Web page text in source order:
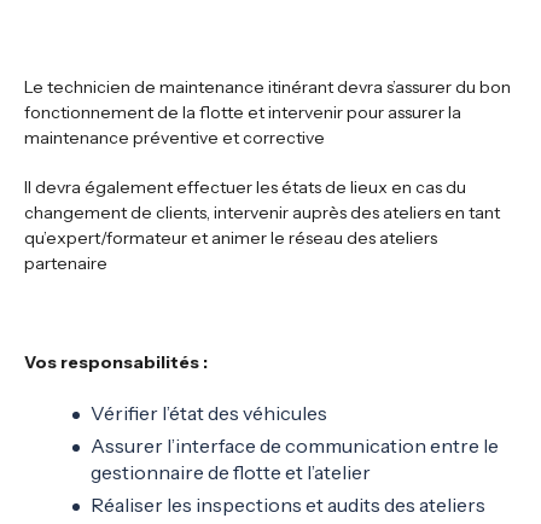
Le technicien de maintenance itinérant devra s’assurer du bon
fonctionnement de la flotte et intervenir pour assurer la
maintenance préventive et corrective
Il devra également effectuer les états de lieux en cas du
changement de clients, intervenir auprès des ateliers en tant
qu’expert/formateur et animer le réseau des ateliers
partenaire
Vos responsabilités :
Vérifier l’état des véhicules
Assurer l’interface de communication entre le
gestionnaire de flotte et l’atelier
Réaliser les inspections et audits des ateliers